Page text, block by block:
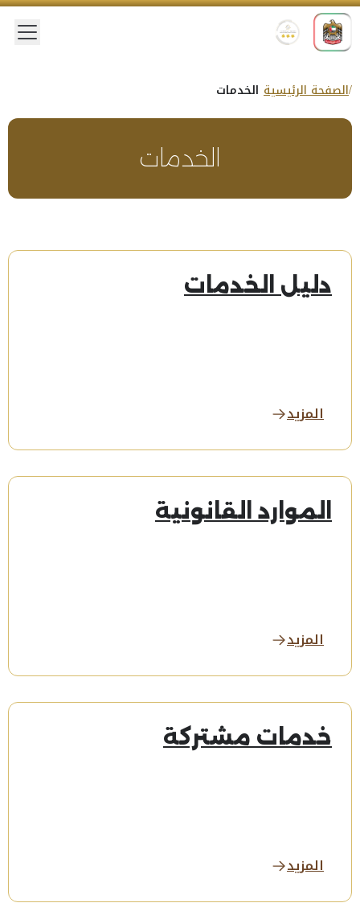
الصفحة الرئيسية الخدمات
الخدمات
دليل الخدمات
المزيد
الموارد القانونية
المزيد
خدمات مشتركة
المزيد